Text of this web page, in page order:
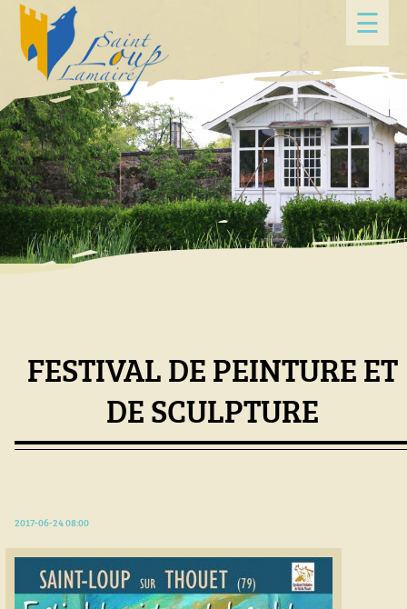
Panneau de gestion des cookies ☰
FESTIVAL DE PEINTURE ET
DE SCULPTURE
2017-06-24 08:00